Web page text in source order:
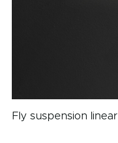
Fly suspension linear